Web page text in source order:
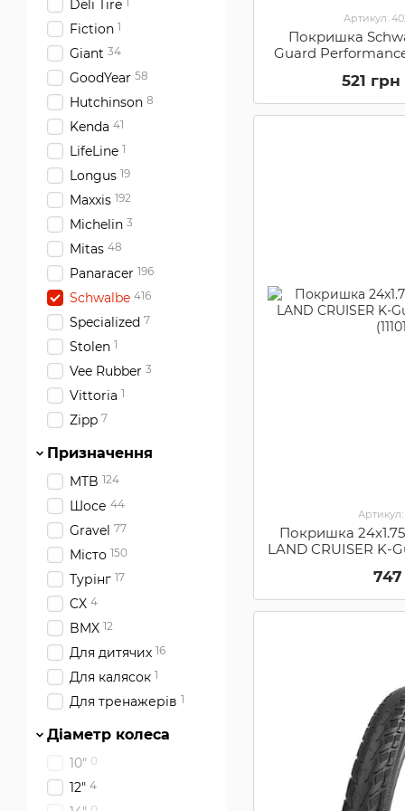
Артикул:
Покришка
Guard
521 грн
Артикул:
Покришка
LAND CRUISER K-
Deli Tire
Fiction 1
Giant 34
GoodYear 58
Hutchinson 8
Kenda 41
LifeLine 1
Longus 19
Maxxis 192
Michelin 3
Mitas 48
Panaracer 196
Schwalbe 416
Specialized 7
Stolen 1
Vee Rubber 3
Vittoria 1
Zipp 7
Призначення
MTB 124
Шосе 44
Gravel 77
Місто 150
Турінг 17
CX 4
BMX 12
Для дитячих 16
Для калясок 1
Для тренажерів 1
Діаметр колеса
10" 0
12" 4